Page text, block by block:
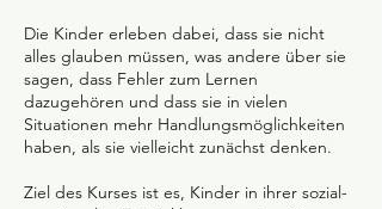
Die Kinder erleben dabei, dass sie nicht
alles glauben müssen, was andere über sie
sagen, dass Fehler zum Lernen
dazugehören und dass sie in vielen
Situationen mehr Handlungsmöglichkeiten
haben, als sie vielleicht zunächst denken.
Ziel des Kurses ist es, Kinder in ihrer sozial-